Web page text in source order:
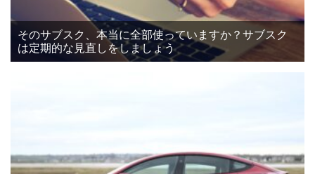
そのサブスク、本当に全部使っていますか？サブスク
は定期的な見直しをしましょう